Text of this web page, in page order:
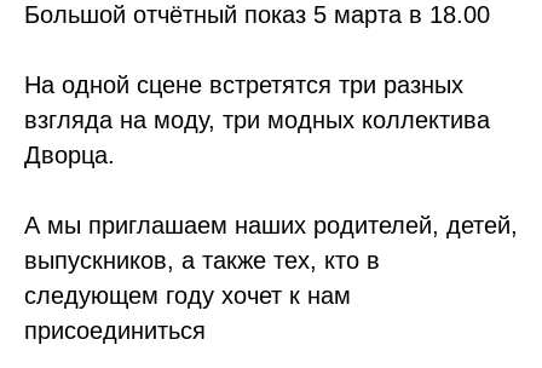
Большой отчётный показ 5 марта в 18.00
На одной сцене встретятся три разных
взгляда на моду, три модных коллектива
Дворца.
А мы приглашаем наших родителей, детей,
выпускников, а также тех, кто в
следующем году хочет к нам
присоединиться